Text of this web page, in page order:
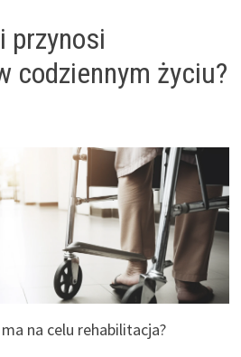
przynosi
codziennym życiu?
ma na celu rehabilitacja?